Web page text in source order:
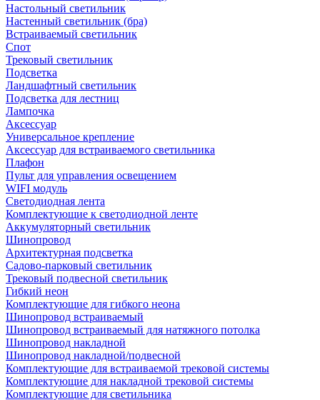
Настольный светильник
Настенный светильник (бра)
Встраиваемый светильник
Спот
Трековый светильник
Подсветка
Ландшафтный светильник
Подсветка для лестниц
Лампочка
Аксессуар
Универсальное крепление
Аксессуар для встраиваемого светильника
Плафон
Пульт для управления освещением
WIFI модуль
Светодиодная лента
Комплектующие к светодиодной ленте
Аккумуляторный светильник
Шинопровод
Архитектурная подсветка
Садово-парковый светильник
Трековый подвесной светильник
Гибкий неон
Комплектующие для гибкого неона
Шинопровод встраиваемый
Шинопровод встраиваемый для натяжного потолка
Шинопровод накладной
Шинопровод накладной/подвесной
Комплектующие для встраиваемой трековой системы
Комплектующие для накладной трековой системы
Комплектующие для светильника